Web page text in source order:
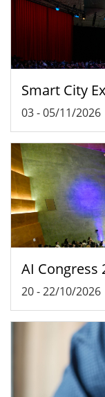
Smart City
03-05/11/2026
AI Congress
20-22/10/2026